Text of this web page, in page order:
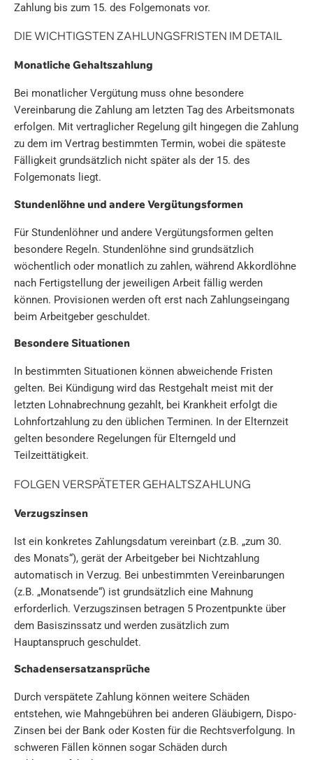
Zahlung bis zum 15. des Folgemonats vor.
DIE WICHTIGSTEN ZAHLUNGSFRISTEN IM DETAIL
Monatliche Gehaltszahlung
Bei monatlicher Vergütung muss ohne besondere
Vereinbarung die Zahlung am letzten Tag des Arbeitsmonats
erfolgen. Mit vertraglicher Regelung gilt hingegen die Zahlung
zu dem im Vertrag bestimmten Termin, wobei die späteste
Fälligkeit grundsätzlich nicht später als der 15. des
Folgemonats liegt.
Stundenlöhne und andere Vergütungsformen
Für Stundenlöhner und andere Vergütungsformen gelten
besondere Regeln. Stundenlöhne sind grundsätzlich
wöchentlich oder monatlich zu zahlen, während Akkordlöhne
nach Fertigstellung der jeweiligen Arbeit fällig werden
können. Provisionen werden oft erst nach Zahlungseingang
beim Arbeitgeber geschuldet.
Besondere Situationen
In bestimmten Situationen können abweichende Fristen
gelten. Bei Kündigung wird das Restgehalt meist mit der
letzten Lohnabrechnung gezahlt, bei Krankheit erfolgt die
Lohnfortzahlung zu den üblichen Terminen. In der Elternzeit
gelten besondere Regelungen für Elterngeld und
Teilzeittätigkeit.
FOLGEN VERSPÄTETER GEHALTSZAHLUNG
Verzugszinsen
Ist ein konkretes Zahlungsdatum vereinbart (z.B. „zum 30.
des Monats“), gerät der Arbeitgeber bei Nichtzahlung
automatisch in Verzug. Bei unbestimmten Vereinbarungen
(z.B. „Monatsende“) ist grundsätzlich eine Mahnung
erforderlich. Verzugszinsen betragen 5 Prozentpunkte über
dem Basiszinssatz und werden zusätzlich zum
Hauptanspruch geschuldet.
Schadensersatzansprüche
Durch verspätete Zahlung können weitere Schäden
entstehen, wie Mahngebühren bei anderen Gläubigern, Dispo-
Zinsen bei der Bank oder Kosten für die Rechtsverfolgung. In
schweren Fällen können sogar Schäden durch